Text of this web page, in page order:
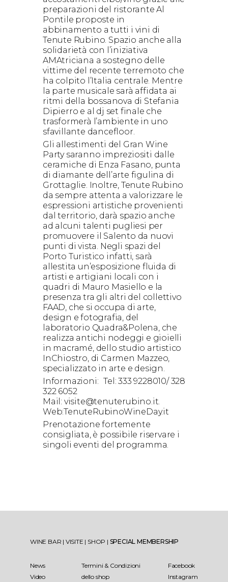
preparazioni del ristorante Al
Pontile proposte in
abbinamento a tutti i vini di
Tenute Rubino. Spazio anche alla
solidarietà con l’iniziativa
AMAtriciana a sostegno delle
vittime del recente terremoto che
ha colpito l’Italia centrale. Mentre
la parte musicale sarà affidata ai
ritmi della bossanova di Stefania
Dipierro e al dj set finale che
trasformerà l’ambiente in uno
sfavillante dancefloor.
Gli allestimenti del Gran Wine
Party saranno impreziositi dalle
ceramiche di Enza Fasano, punta
di diamante dell’arte figulina di
Grottaglie. Inoltre, Tenute Rubino
da sempre attenta a valorizzare le
espressioni artistiche provenienti
dal territorio, darà spazio anche
ad alcuni talenti pugliesi per
promuovere il Salento da nuovi
punti di vista. Negli spazi del
Porto Turistico infatti, sarà
allestita un’esposizione fluida di
artisti e artigiani locali con i
quadri di Mauro Masiello e la
presenza tra gli altri del collettivo
FAAD, che si occupa di arte,
design e fotografia, del
laboratorio Quadra&Polena, che
realizza antichi nodeggi e gioielli
in macramé, dello studio artistico
InChiostro, di Carmen Mazzeo,
specializzato in arte e design.
Informazioni: Tel: 333 9228010/ 328
322 6052
Mail: visite@tenuterubino.it.
Web:TenuteRubinoWineDay.it
Prenotazione fortemente
consigliata, è possibile riservare i
singoli eventi del programma.
WINE BAR | VISITE | SHOP | SPECIAL MEMBERSHIP
News
Video
Termini & Condizioni
dello shop
Facebook
Instagram